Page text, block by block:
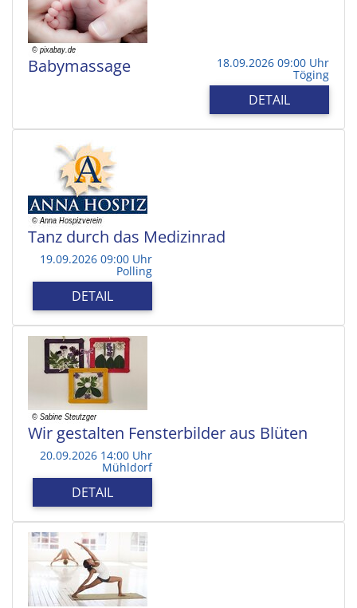
Babymassage 18.09.2026 09:00 Uhr
Töging
DETAIL
Tanz durch das Medizinrad
19.09.2026 09:00 Uhr
Polling
DETAIL
Wir gestalten Fensterbilder aus Blüten
20.09.2026 14:00 Uhr
Mühldorf
DETAIL